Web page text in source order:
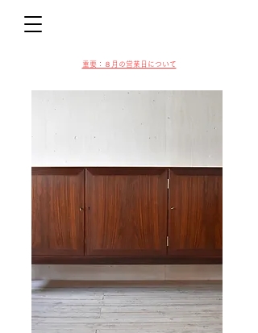
​​重要：８月の営業日について